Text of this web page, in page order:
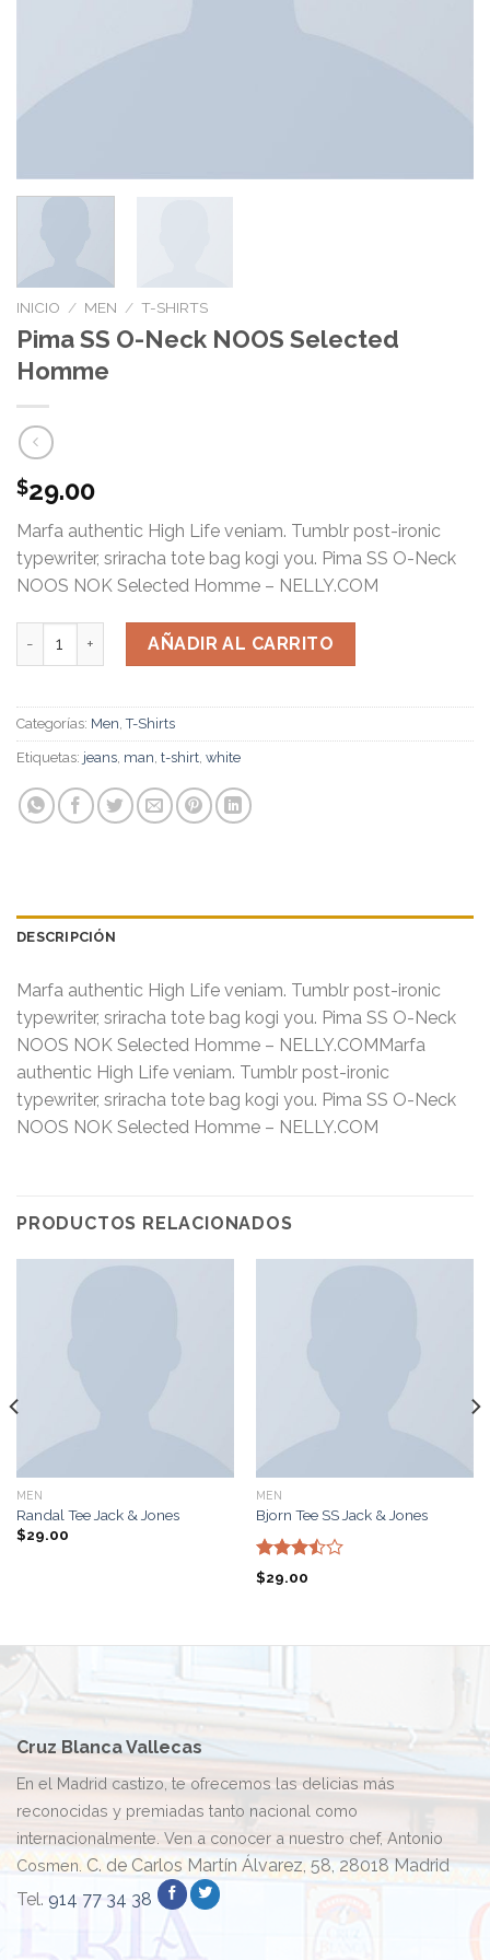
INICIO / MEN / T-SHIRTS
Pima SS O-Neck NOOS Selected
Homme
$29.00
Marfa authentic High Life veniam. Tumblr post-ironic
typewriter, sriracha tote bag kogi you. Pima SS O-Neck
NOOS NOK Selected Homme – NELLY.COM
Pima SS O-Neck NOOS Selected Homme cantidad
AÑADIR AL CARRITO
Categorías: Men ,T-Shirts
Etiquetas: jeans man t-shirt white
DESCRIPCIÓN
Marfa authentic High Life veniam. Tumblr post-ironic
typewriter, sriracha tote bag kogi you. Pima SS O-Neck
NOOS NOK Selected Homme – NELLY.COMMarfa
authentic High Life veniam. Tumblr post-ironic
typewriter, sriracha tote bag kogi you. Pima SS O-Neck
NOOS NOK Selected Homme – NELLY.COM
PRODUCTOS RELACIONADOS
MEN
Randal Tee Jack & Jones
$29.00
MEN
Bjorn Tee SS Jack & Jones
Valorado
con
$29.00
Cruz Blanca Vallecas
En el Madrid castizo, te ofrecemos las delicias más
reconocidas y premiadas tanto nacional como
internacionalmente. Ven a conocer a nuestro chef, Antonio
Cosmen. C. de Carlos Martín Álvarez, 58, 28018 Madrid
Tel. 914 77 34 38